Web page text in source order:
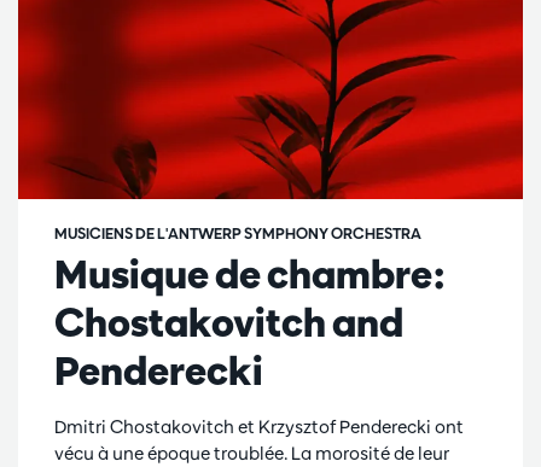
Musique de chambre:
Chostakovitch and
Penderecki
MUSICIENS DE L'ANTWERP SYMPHONY ORCHESTRA
Dmitri Chostakovitch et Krzysztof Penderecki ont
vécu à une époque troublée. La morosité de leur